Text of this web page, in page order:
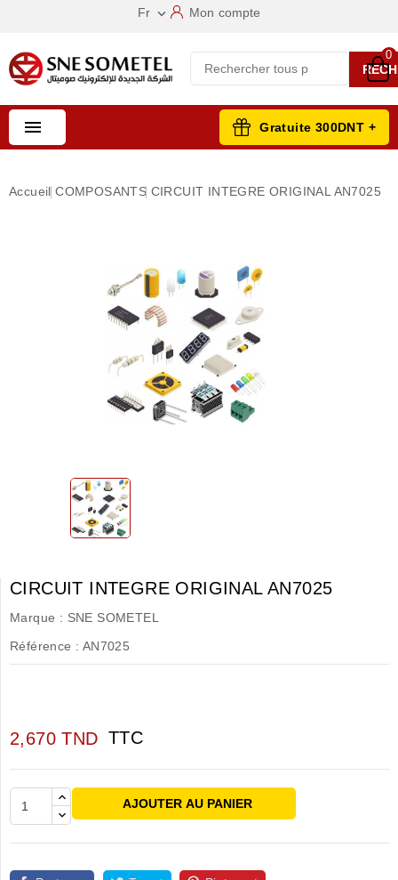
Fr  Mon compte
0
 Gratuite 300DNT +
Accueil COMPOSANTS CIRCUIT INTEGRE ORIGINAL AN7025
CIRCUIT INTEGRE ORIGINAL AN7025
Marque : SNE SOMETEL
Référence : AN7025
2,670 TND TTC
AJOUTER AU PANIER